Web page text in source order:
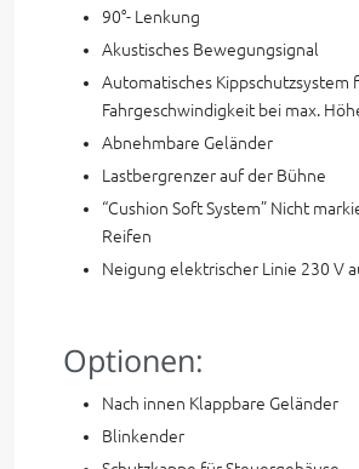
90°- Lenkung
Akustisches Bewegungsignal
Automatisches Kippschutzsystem
Fahrgeschwindigkeit bei max.
Abnehmbare Geländer
Lastbergrenzer auf der Bühne
“Cushion Soft System” Nicht
Reifen
Neigung elektrischer Linie 230 V
Optionen:
Nach innen Klappbare Geländer
Blinkender